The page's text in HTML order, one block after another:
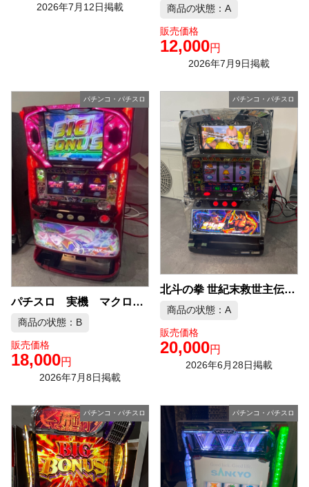
2026年7月12日掲載 商品の状態：A
販売価格
12,000円
2026年7月9日掲載
パチンコ・パチスロ
パチスロ 実機 マクロスフロンティア コイン不要機 中古品販売
商品の状態：B
販売価格
18,000円
2026年7月8日掲載
パチンコ・パチスロ
北斗の拳 世紀末救世主伝説 スロット実機 中古品販売
商品の状態：A
販売価格
20,000円
2026年6月28日掲載
パチンコ・パチスロ パチンコ・パチスロ